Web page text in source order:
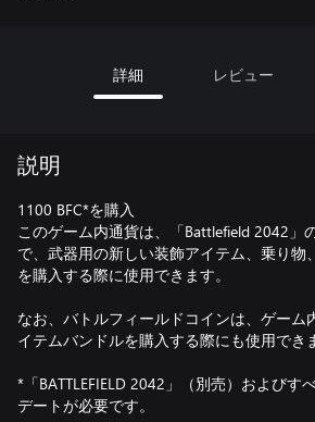
詳細 レビュー
説明
1100 BFC*を購入
このゲーム内通貨は、「Battlefield 2042」
で、武器用の新しい装飾アイテム、乗り物
を購入する際に使用できます。
なお、バトルフィールドコインは、ゲーム
イテムバンドルを購入する際にも使用でき
*「BATTLEFIELD 2042」（別売）およびす
デートが必要です。